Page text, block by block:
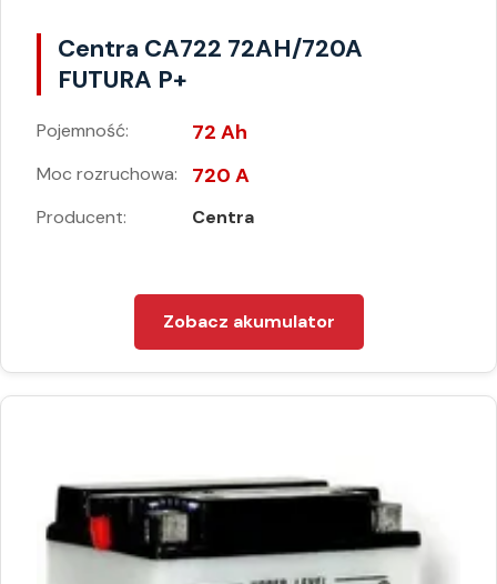
Centra CA722 72AH/720A
FUTURA P+
Pojemność: 72 Ah
Moc rozruchowa: 720 A
Producent: Centra
Zobacz akumulator